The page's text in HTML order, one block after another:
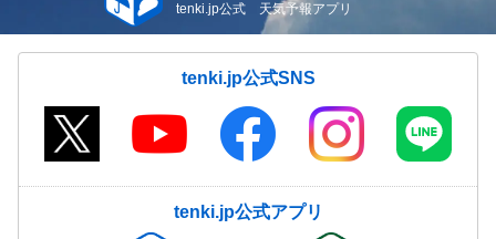
tenki.jp公式 天気予報アプリ
tenki.jp公式SNS
tenki.jp公式アプリ